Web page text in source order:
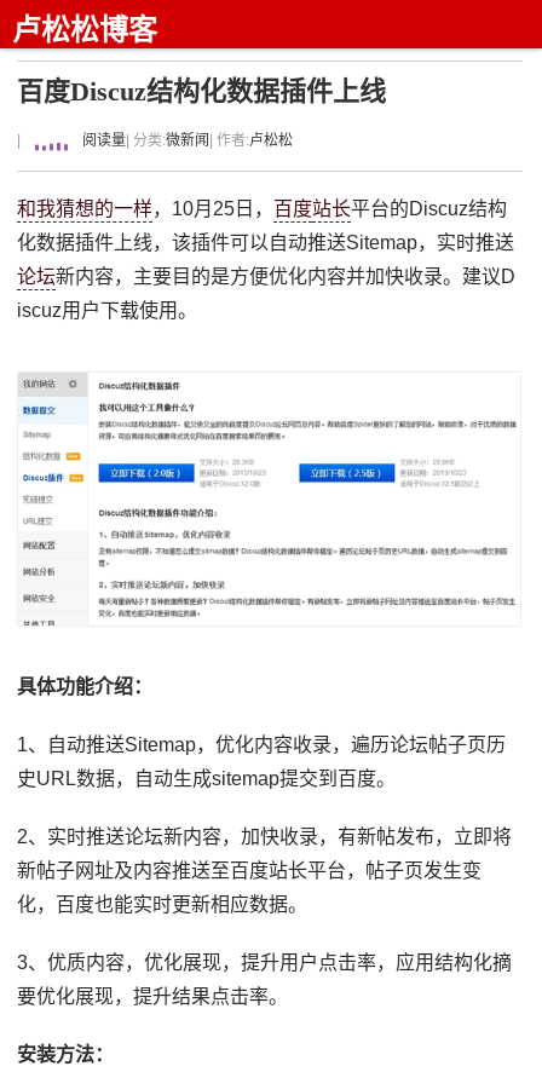
卢松松博客
百度Discuz结构化数据插件上线
阅读量 | 分类:微新闻 | 作者:卢松松
和我猜想的一样，10月25日， 百度站长平台的Discuz结构
化数据插件上线，该插件可以自动推送Sitemap，实时推送
论坛新内容，主要目的是方便优化内容并加快收录。建议D
iscuz用户下载使用。
具体功能介绍：
1、自动推送Sitemap，优化内容收录，遍历论坛帖子页历
史URL数据，自动生成sitemap提交到百度。
2、实时推送论坛新内容，加快收录，有新帖发布，立即将
新帖子网址及内容推送至百度站长平台，帖子页发生变
化，百度也能实时更新相应数据。
3、优质内容，优化展现，提升用户点击率，应用结构化摘
要优化展现，提升结果点击率。
安装方法：